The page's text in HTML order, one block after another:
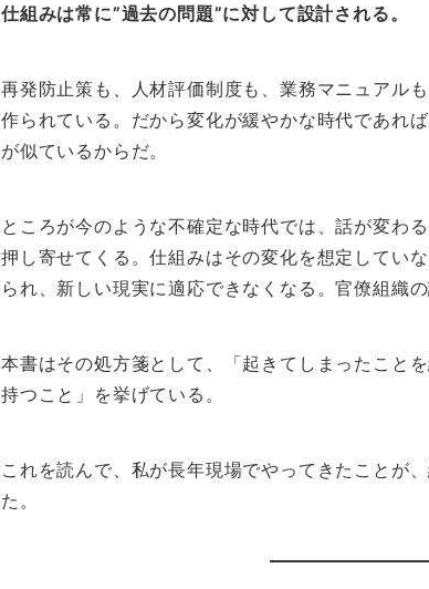
仕組みは常に”過去の問題”に対して設計される。
再発防止策も、人材評価制度も、業務マニュアル
作られている。だから変化が緩やかな時代であれ
が似ているからだ。
ところが今のような不確定な時代では、話が変わ
押し寄せてくる。仕組みはその変化を想定してい
られ、新しい現実に適応できなくなる。官僚組織の
本書はその処方箋として、「起きてしまったこと
持つこと」を挙げている。
これを読んで、私が長年現場でやってきたことが
た。